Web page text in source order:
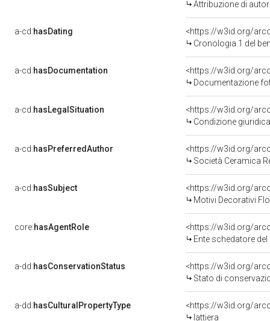
Attribuzione di
a-cd:hasDating
<https://w3id.org/
Cronologia 1 del
a-cd:hasDocumentation
Documentazione
a-cd:hasLegalSituation
Condizione
a-cd:hasPreferredAuthor
<https://w3id.org/
Società Ceramica
a-cd:hasSubject
<https://w3id.org/
Motivi Decorativi
core:hasAgentRole
<https://w3id.org/
Ente schedatore
a-dd:hasConservationStatus
Stato di
a-dd:hasCulturalPropertyType
lattiera